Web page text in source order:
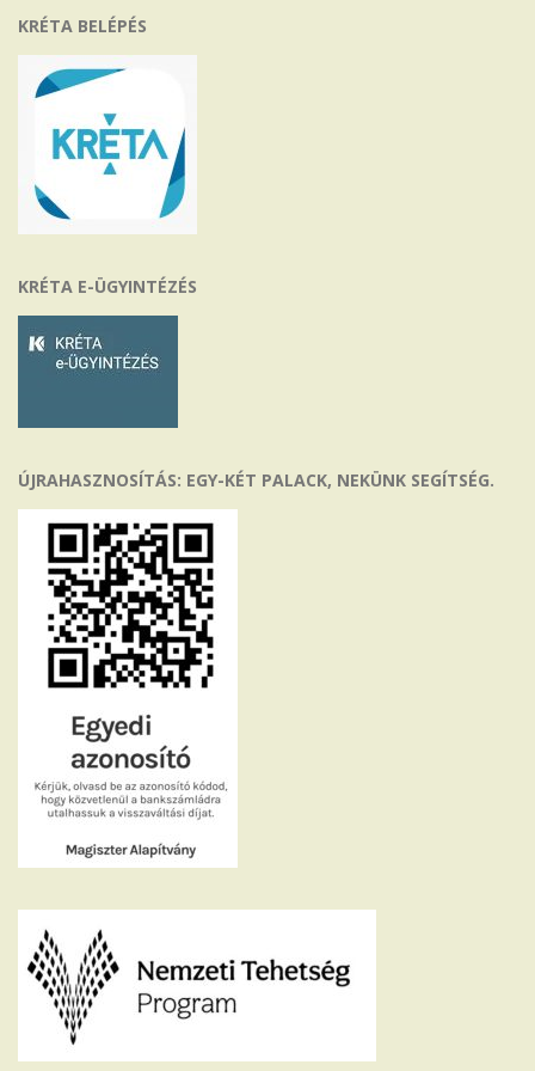
KRÉTA BELÉPÉS
KRÉTA E-ÜGYINTÉZÉS
ÚJRAHASZNOSÍTÁS: EGY-KÉT PALACK, NEKÜNK SEGÍTSÉG.